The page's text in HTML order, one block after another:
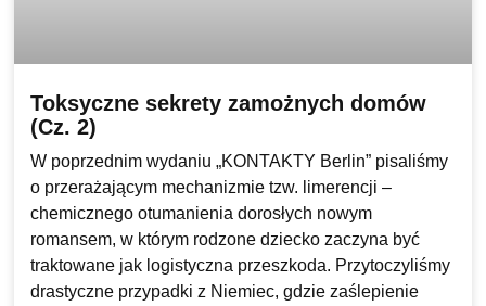
Toksyczne sekrety zamożnych domów
(Cz. 2)
W poprzednim wydaniu „KONTAKTY Berlin” pisaliśmy
o przerażającym mechanizmie tzw. limerencji –
chemicznego otumanienia dorosłych nowym
romansem, w którym rodzone dziecko zaczyna być
traktowane jak logistyczna przeszkoda. Przytoczyliśmy
drastyczne przypadki z Niemiec, gdzie zaślepienie